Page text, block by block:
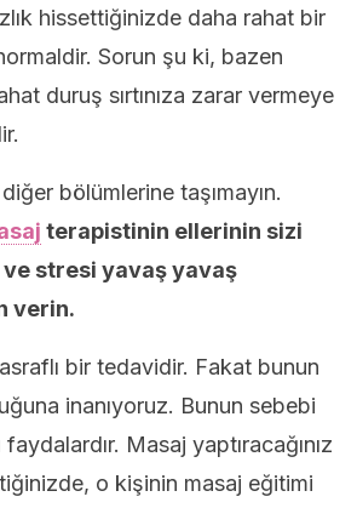
hissettiğinizde daha rahat bir
Sorun şu ki, bazen
duruş sırtınıza zarar vermeye
bölümlerine taşımayın.
terapistinin ellerinin sizi
ve stresi yavaş yavaş
verin.
bir tedavidir. Fakat bunun
inanıyoruz. Bunun sebebi
Masaj yaptıracağınız
o kişinin masaj eğitimi